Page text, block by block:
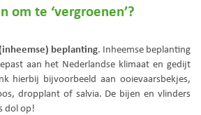
om te ‘vergroenen’?
beplanting. Inheemse beplanting
aan het Nederlandse klimaat en gedijt
hierbij bijvoorbeeld aan ooievaarsbekjes,
dropplant of salvia. De bijen en vlinders
dol op!